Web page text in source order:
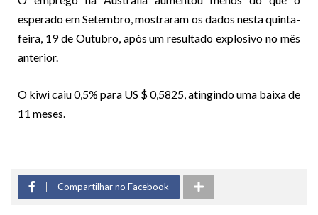
esperado em Setembro, mostraram os dados nesta quinta-
feira, 19 de Outubro, após um resultado explosivo no mês
anterior.
O kiwi caiu 0,5% para US $ 0,5825, atingindo uma baixa de
11 meses.
Compartilhar no Facebook